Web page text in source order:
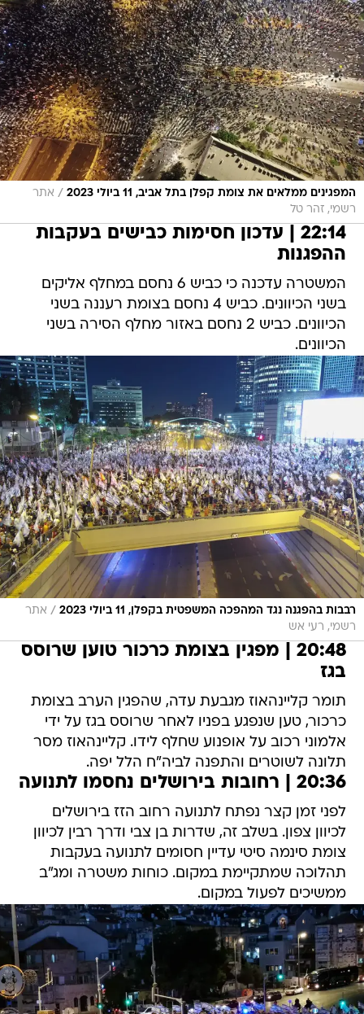
המפגינים ממלאים את צומת קפלן בתל אביב, 11 ביולי 2023 / אתר
רשמי, זהר טל
22:14 | עדכון חסימות כבישים בעקבות
ההפגנות
המשטרה עדכנה כי כביש 6 נחסם במחלף אליקים
בשני הכיוונים. כביש 4 נחסם בצומת רעננה בשני
הכיוונים. כביש 2 נחסם באזור מחלף הסירה בשני
הכיוונים.
רבבות בהפגנה נגד המהפכה המשפטית בקפלן, 11 ביולי 2023 / אתר
רשמי, רעי אש
20:48 | מפגין בצומת כרכור טוען שרוסס
בגז
תומר קליינהאוז מגבעת עדה, שהפגין הערב בצומת
כרכור, טען שנפגע בפניו לאחר שרוסס בגז על ידי
אלמוני רכוב על אופנוע שחלף לידו. קליינהאוז מסר
תלונה לשוטרים והתפנה לביה"ח הלל יפה.
20:36 | רחובות בירושלים נחסמו לתנועה
לפני זמן קצר נפתח לתנועה רחוב הזז בירושלים
לכיוון צפון. בשלב זה, שדרות בן צבי ודרך רבין לכיוון
צומת סינמה סיטי עדיין חסומים לתנועה בעקבות
תהלוכה שמתקיימת במקום. כוחות משטרה ומג"ב
ממשיכים לפעול במקום.